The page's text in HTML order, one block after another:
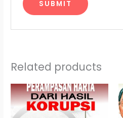
Related products